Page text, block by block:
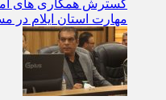
گسترش همکاری‌ های
مهارت استان ایلام در